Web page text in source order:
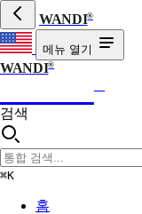
WANDI®
메뉴 열기
WANDI®
WANDI
검색
⌘K
홈